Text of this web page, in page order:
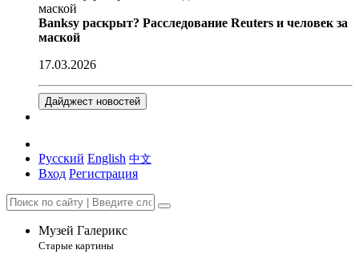
Banksy раскрыт? Расследование Reuters и человек за
маской
17.03.2026
Дайджест новостей
Русский English 中文
Вход Регистрация
Музей Галерикс
Старые картины